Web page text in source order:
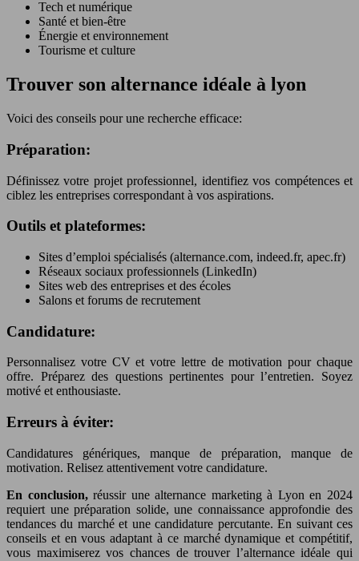
Tech et numérique
Santé et bien-être
Énergie et environnement
Tourisme et culture
Trouver son alternance idéale à lyon
Voici des conseils pour une recherche efficace:
Préparation:
Définissez votre projet professionnel, identifiez vos compétences et
ciblez les entreprises correspondant à vos aspirations.
Outils et plateformes:
Sites d’emploi spécialisés (alternance.com, indeed.fr, apec.fr)
Réseaux sociaux professionnels (LinkedIn)
Sites web des entreprises et des écoles
Salons et forums de recrutement
Candidature:
Personnalisez votre CV et votre lettre de motivation pour chaque
offre. Préparez des questions pertinentes pour l’entretien. Soyez
motivé et enthousiaste.
Erreurs à éviter:
Candidatures génériques, manque de préparation, manque de
motivation. Relisez attentivement votre candidature.
En conclusion,réussir une alternance marketing à Lyon en 2024
requiert une préparation solide, une connaissance approfondie des
tendances du marché et une candidature percutante. En suivant ces
conseils et en vous adaptant à ce marché dynamique et compétitif,
vous maximiserez vos chances de trouver l’alternance idéale qui